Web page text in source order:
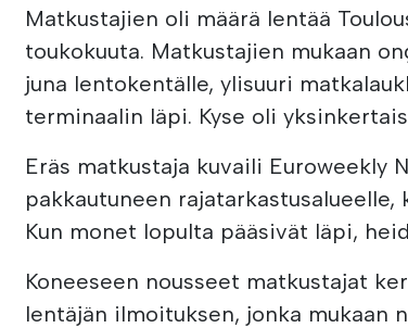
Matkustajien oli määrä lentää
toukokuuta. Matkustajien mukaan
juna lentokentälle, ylisuuri
terminaalin läpi. Kyse oli
Eräs matkustaja kuvaili Euroweekly
pakkautuneen
Kun monet lopulta pääsivät läpi,
Koneeseen nousseet matkustajat
lentäjän ilmoituksen, jonka mukaan